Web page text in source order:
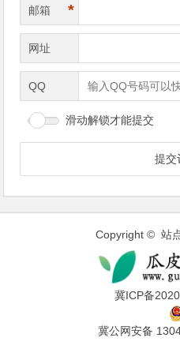
邮箱 *
网址
QQ
滑动解锁才能提交
Copyright © 站
冀ICP备
冀公网安备